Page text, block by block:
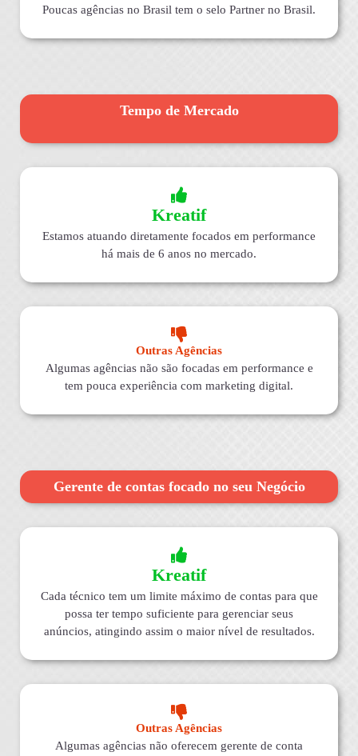
Poucas agências no Brasil tem o selo Partner no Brasil.
Tempo de Mercado
Kreatif
Estamos atuando diretamente focados em performance
há mais de 6 anos no mercado.
Outras Agências
Algumas agências não são focadas em performance e
tem pouca experiência com marketing digital.
Gerente de contas focado no seu Negócio
Kreatif
Cada técnico tem um limite máximo de contas para que
possa ter tempo suficiente para gerenciar seus
anúncios, atingindo assim o maior nível de resultados.
Outras Agências
Algumas agências não oferecem gerente de conta